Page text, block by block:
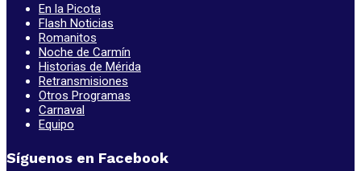
En la Picota
Flash Noticias
Romanitos
Noche de Carmín
Historias de Mérida
Retransmisiones
Otros Programas
Carnaval
Equipo
Síguenos en Facebook